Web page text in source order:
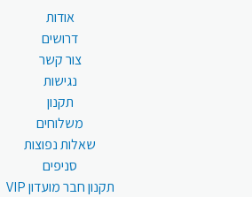
אודות
דרושים
צור קשר
נגישות
תקנון
משלוחים
שאלות נפוצות
סניפים
תקנון חבר מועדון VIP